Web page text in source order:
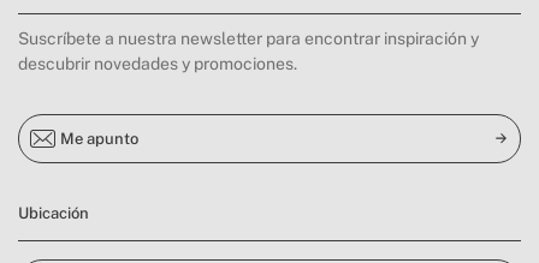
Suscríbete a nuestra newsletter para encontrar inspiración y
descubrir novedades y promociones.
Me apunto
Ubicación